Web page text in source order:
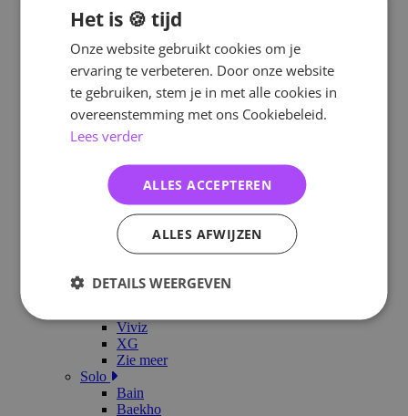
i-dle
Illit
ITZY
IVE
KATSEYE
Kep1er
KiiiKiii
LE SSERAFIM
Kiss Of Life
Loossemble
MAMAMOO
NMIXX
Purple Kiss
Red Velvet
TripleS
Viviz
XG
Zie meer
Solo
Bain
Baekho
Het is 🍪 tijd
Onze website gebruikt cookies om je
ervaring te verbeteren. Door onze website
te gebruiken, stem je in met alle cookies in
overeenstemming met ons Cookiebeleid.
Lees verder
ALLES ACCEPTEREN
ALLES AFWIJZEN
DETAILS WEERGEVEN